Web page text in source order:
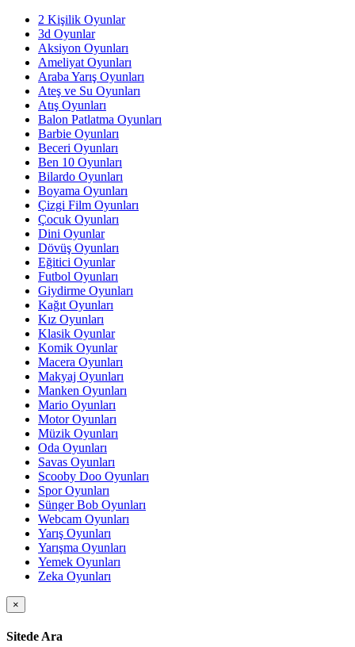
2 Kişilik Oyunlar
3d Oyunlar
Aksiyon Oyunları
Ameliyat Oyunları
Araba Yarış Oyunları
Ateş ve Su Oyunları
Atış Oyunları
Balon Patlatma Oyunları
Barbie Oyunları
Beceri Oyunları
Ben 10 Oyunları
Bilardo Oyunları
Boyama Oyunları
Çizgi Film Oyunları
Çocuk Oyunları
Dini Oyunlar
Dövüş Oyunları
Eğitici Oyunlar
Futbol Oyunları
Giydirme Oyunları
Kağıt Oyunları
Kız Oyunları
Klasik Oyunlar
Komik Oyunlar
Macera Oyunları
Makyaj Oyunları
Manken Oyunları
Mario Oyunları
Motor Oyunları
Müzik Oyunları
Oda Oyunları
Savas Oyunları
Scooby Doo Oyunları
Spor Oyunları
Sünger Bob Oyunları
Webcam Oyunları
Yarış Oyunları
Yarışma Oyunları
Yemek Oyunları
Zeka Oyunları
×
Sitede Ara